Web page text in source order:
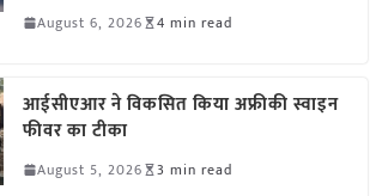
August 6, 2026 4 min read
आईसीएआर ने विकसित किया अफ्रीकी स्वाइन
फीवर का टीका
August 5, 2026 3 min read